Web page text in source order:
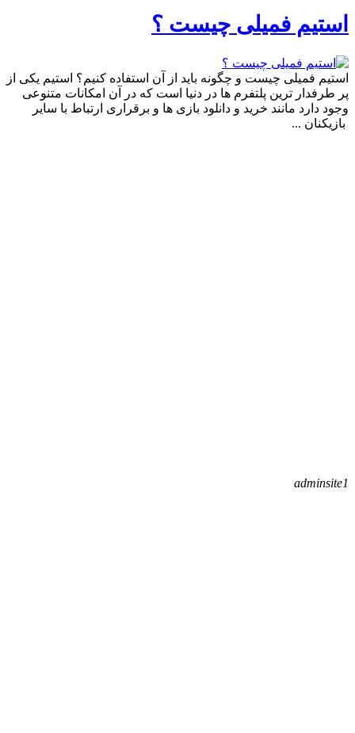
استیم فمیلی چیست ؟
استیم فمیلی چیست و چگونه باید از آن استفاده کنیم؟ استیم یکی از
پر طرفدار ترین پلتفرم ها در دنیا است که در آن امکانات متنوعی
وجود دارد مانند خرید و دانلود بازی ‌ها و برقراری ارتباط با سایر
بازیکنان ...
adminsite1